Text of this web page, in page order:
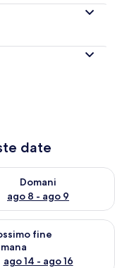
date
7 - ago 8
Domani
ago 8 - ago 9
la disponibilità per
ago 7 - ago
fine
ago 14 - ago 16
disponibilità per il